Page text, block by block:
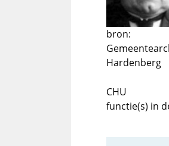
bron:
Hardenberg
CHU
functie(s) in